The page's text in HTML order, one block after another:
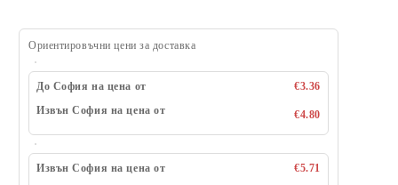
Ориентировъчни цени за доставка
До София на цена от
€3.36
Извън София на цена от
€4.80
Извън София на цена от
€5.71